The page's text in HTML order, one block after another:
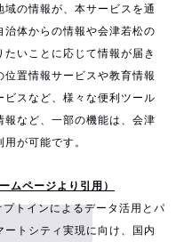
域の情報が、本サービスを通
治体からの情報や会津若松の
いことに応じて情報が届き
置情報サービスや教育情報
スなど、様々な便利ツール
など、一部の機能は、会津
が可能です。
ページより引用）
トインによるデータ活用とパ
トシティ実現に向け、国内